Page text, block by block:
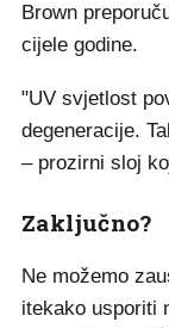
Brown
cijele godine.
"UV svjetlost
degeneracije.
– prozirni sloj
Zaključno?
Ne možemo
itekako usporiti